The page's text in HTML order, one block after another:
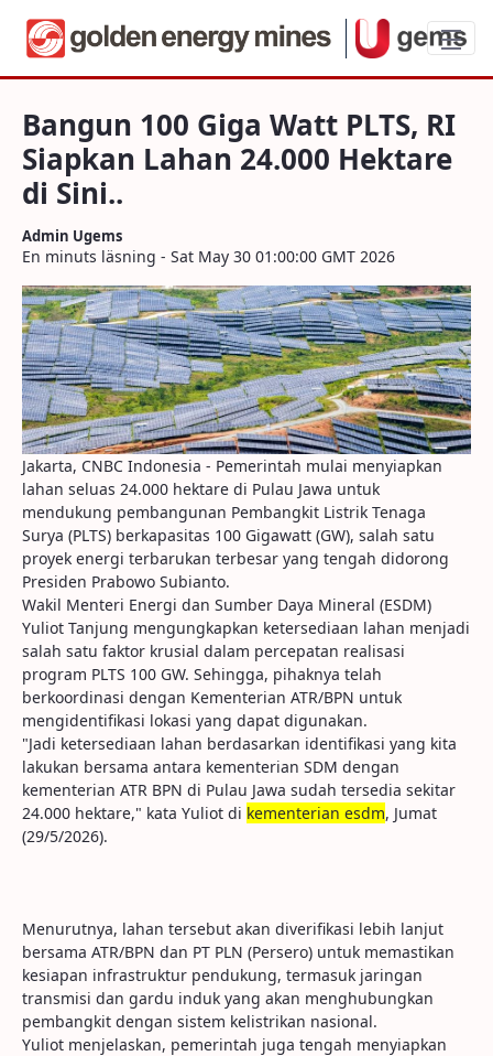
Bangun 100 Giga Watt PLTS, RI Siapkan
Bangun 100 Giga Watt PLTS, RI
Siapkan Lahan 24.000 Hektare
di Sini..
Admin Ugems
En minuts läsning - Sat May 30 01:00:00 GMT 2026
Jakarta, CNBC Indonesia - Pemerintah mulai menyiapkan
lahan seluas 24.000 hektare di Pulau Jawa untuk
mendukung pembangunan Pembangkit Listrik Tenaga
Surya (PLTS) berkapasitas 100 Gigawatt (GW), salah satu
proyek energi terbarukan terbesar yang tengah didorong
Presiden Prabowo Subianto.
Wakil Menteri Energi dan Sumber Daya Mineral (ESDM)
Yuliot Tanjung mengungkapkan ketersediaan lahan menjadi
salah satu faktor krusial dalam percepatan realisasi
program PLTS 100 GW. Sehingga, pihaknya telah
berkoordinasi dengan Kementerian ATR/BPN untuk
mengidentifikasi lokasi yang dapat digunakan.
"Jadi ketersediaan lahan berdasarkan identifikasi yang kita
lakukan bersama antara kementerian SDM dengan
kementerian ATR BPN di Pulau Jawa sudah tersedia sekitar
24.000 hektare," kata Yuliot di kementerian esdm, Jumat
(29/5/2026).
Menurutnya, lahan tersebut akan diverifikasi lebih lanjut
bersama ATR/BPN dan PT PLN (Persero) untuk memastikan
kesiapan infrastruktur pendukung, termasuk jaringan
transmisi dan gardu induk yang akan menghubungkan
pembangkit dengan sistem kelistrikan nasional.
Yuliot menjelaskan, pemerintah juga tengah menyiapkan